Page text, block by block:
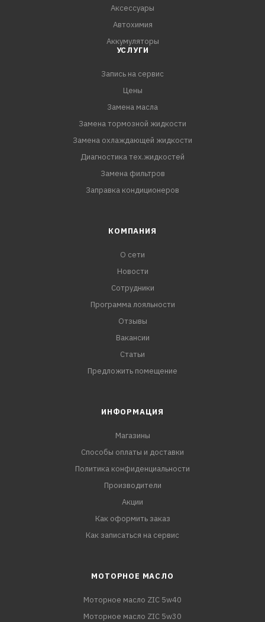
Аксессуары
Автохимия
Аккумуляторы
УСЛУГИ
Запись на сервис
Цены
Замена масла
Замена тормозной жидкости
Замена охлаждающей жидкости
Диагностика тех.жидкостей
Замена фильтров
Заправка кондиционеров
КОМПАНИЯ
О сети
Новости
Сотрудники
Программа лояльности
Отзывы
Вакансии
Статьи
Предложить помещение
ИНФОРМАЦИЯ
Магазины
Способы оплаты и доставки
Политика конфиденциальности
Производители
Акции
Как оформить заказ
Как записаться на сервис
МОТОРНОЕ МАСЛО
Моторное масло ZIC 5w40
Моторное масло ZIC 5w30